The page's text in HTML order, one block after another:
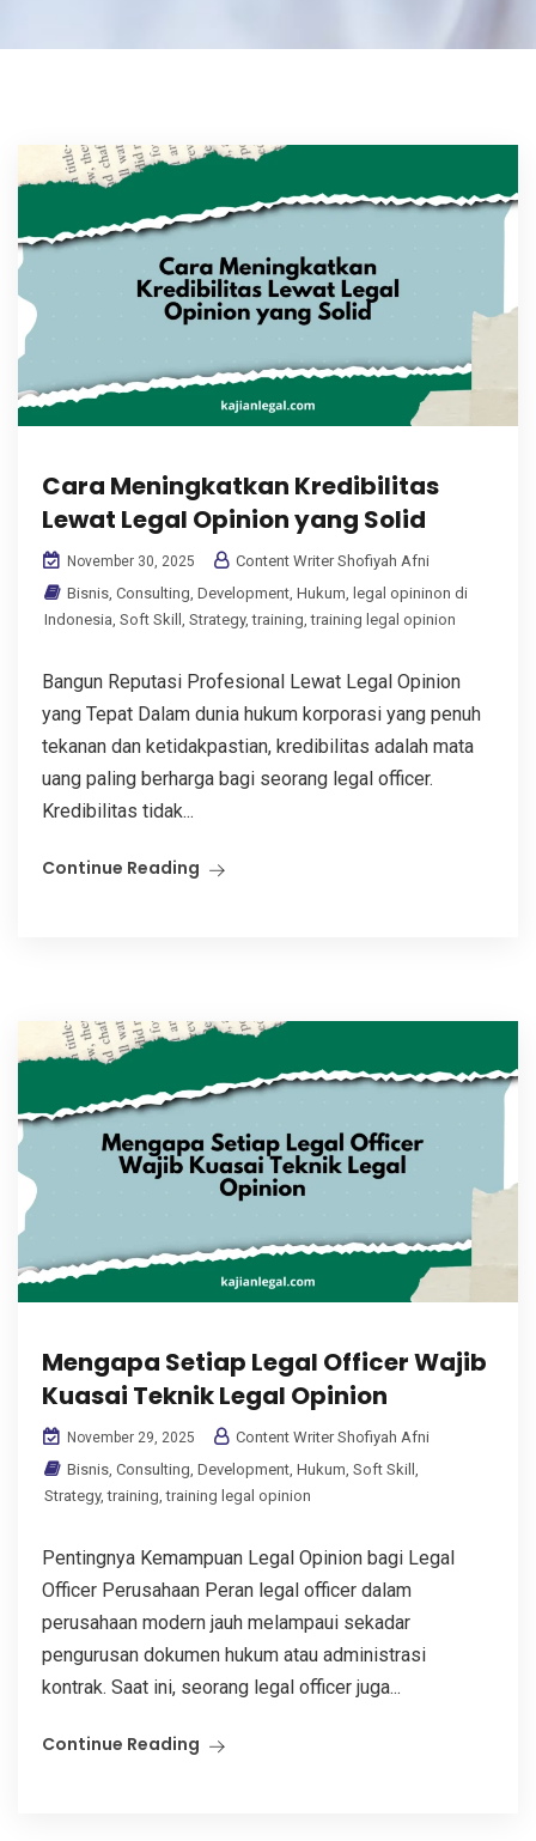
Cara Meningkatkan Kredibilitas
Lewat Legal Opinion yang Solid
November 30, 2025
Content Writer Shofiyah Afni
Bisnis Consulting Development Hukum legal opininon di
Indonesia Soft Skill Strategy,training ,training legal opinion
Bangun Reputasi Profesional Lewat Legal Opinion
yang Tepat Dalam dunia hukum korporasi yang penuh
tekanan dan ketidakpastian, kredibilitas adalah mata
uang paling berharga bagi seorang legal officer.
Kredibilitas tidak...
Continue Reading
Mengapa Setiap Legal Officer Wajib
Kuasai Teknik Legal Opinion
November 29, 2025
Content Writer Shofiyah Afni
Bisnis Consulting Development Hukum Soft Skill
Strategy,training ,training legal opinion
Pentingnya Kemampuan Legal Opinion bagi Legal
Officer Perusahaan Peran legal officer dalam
perusahaan modern jauh melampaui sekadar
pengurusan dokumen hukum atau administrasi
kontrak. Saat ini, seorang legal officer juga...
Continue Reading